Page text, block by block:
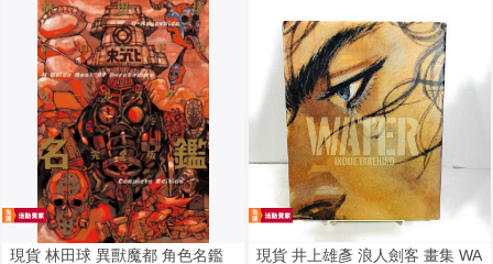
現貨 林田球 異獸魔都 角色名鑑 現貨 井上雄彥 浪人劍客 畫集 WA